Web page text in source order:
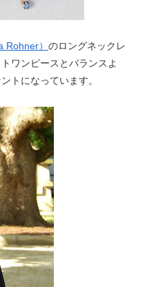
Rohner） のロングネックレ
ワンピースとバランスよ
トになっています。